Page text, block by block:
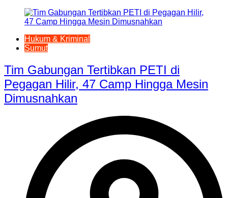
Hukum & Kriminal
Sumut
Tim Gabungan Tertibkan PETI di
Pegagan Hilir, 47 Camp Hingga Mesin
Dimusnahkan